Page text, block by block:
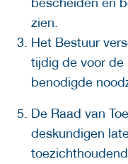
zien.
Het Bestuur
tijdig de voor de
benodigde
De Raad van
deskundigen